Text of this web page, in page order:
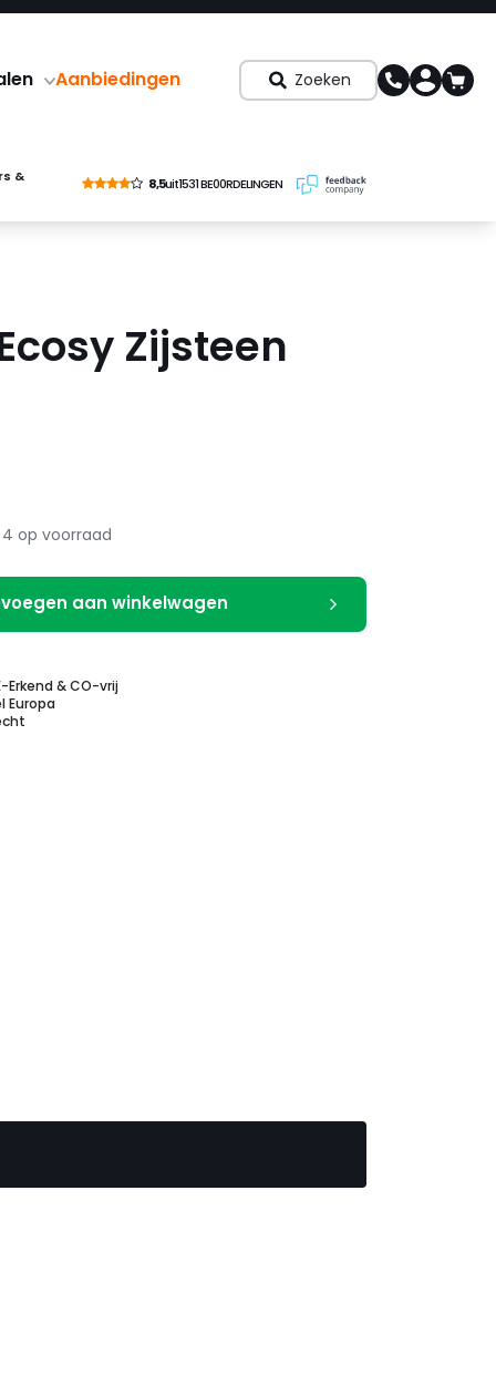
Aanbiedingen Zoeken
&
8,5uit1531 BE00RDELINGEN
Zijsteen
4 op voorraad
aan winkelwagen
Erkend & CO-vrij
Europa